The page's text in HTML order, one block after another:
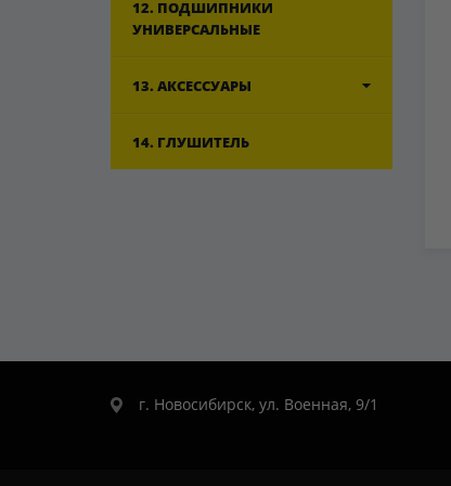
12. ПОДШИПНИКИ
УНИВЕРСАЛЬНЫЕ
13. АКСЕССУАРЫ
14. ГЛУШИТЕЛЬ
г. Новосибирск, ул. Военная, 9/1